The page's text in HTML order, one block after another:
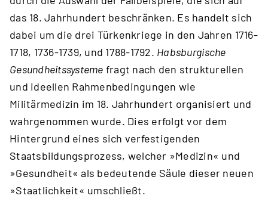
das 18. Jahrhundert beschränken. Es handelt sich
dabei um die drei Türkenkriege in den Jahren 1716-
1718, 1736-1739, und 1788-1792. Habsburgische
Gesundheitssysteme fragt nach den strukturellen
und ideellen Rahmenbedingungen wie
Militärmedizin im 18. Jahrhundert organisiert und
wahrgenommen wurde. Dies erfolgt vor dem
Hintergrund eines sich verfestigenden
Staatsbildungsprozess, welcher »Medizin« und
»Gesundheit« als bedeutende Säule dieser neuen
»Staatlichkeit« umschließt.